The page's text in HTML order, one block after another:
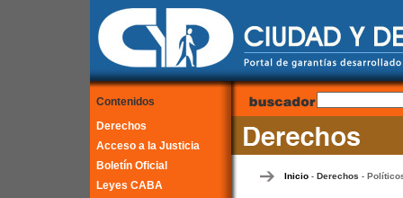
Contenidos
Derechos
Acceso a la Justicia
Boletín Oficial
Leyes CABA
Inicio- Derechos -